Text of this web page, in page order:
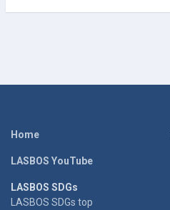
Home
LASBOS YouTube
LASBOS SDGs
LASBOS SDGs top